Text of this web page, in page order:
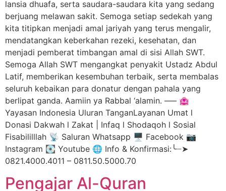
lansia dhuafa, serta saudara-saudara kita yang sedang
berjuang melawan sakit. Semoga setiap sedekah yang
kita titipkan menjadi amal jariyah yang terus mengalir,
mendatangkan keberkahan rezeki, kesehatan, dan
menjadi pemberat timbangan amal di sisi Allah SWT.
Semoga Allah SWT mengangkat penyakit Ustadz Abdul
Latif, memberikan kesembuhan terbaik, serta membalas
seluruh kebaikan para donatur dengan pahala yang
berlipat ganda. Aamiin ya Rabbal ‘alamin. —– 🏩
Yayasan Indonesia Uluran TanganLayanan Umat l
Donasi Dakwah l Zakat | Infaq l Shodaqoh l Sosial
Fisabililllah 📡 Saluran Whatsapp 🖥️ Facebook 📷
Instagram 💽 Youtube 🌐 Info & Konfirmasi:╰┈➤
0821.4000.4011 – 0811.50.5000.70
Pengajar Al-Quran